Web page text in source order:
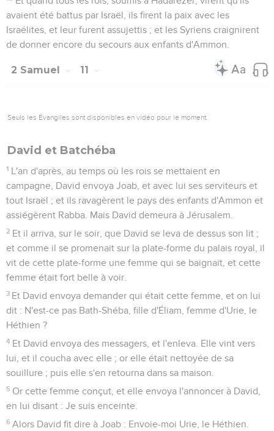
avaient été battus par Israël, ils firent la paix avec les
Israélites, et leur furent assujettis ; et les Syriens craignirent
de donner encore du secours aux enfants d'Ammon.
2 Samuel 11
Seuls les Évangiles sont disponibles en vidéo pour le moment.
David et Batchéba
1 L'an d'après, au temps où les rois se mettaient en
campagne, David envoya Joab, et avec lui ses serviteurs et
tout Israël ; et ils ravagèrent le pays des enfants d'Ammon et
assiégèrent Rabba. Mais David demeura à Jérusalem.
2 Et il arriva, sur le soir, que David se leva de dessus son lit ;
et comme il se promenait sur la plate-forme du palais royal, il
vit de cette plate-forme une femme qui se baignait, et cette
femme était fort belle à voir.
3 Et David envoya demander qui était cette femme, et on lui
dit : N'est-ce pas Bath-Shéba, fille d'Éliam, femme d'Urie, le
Héthien ?
4 Et David envoya des messagers, et l'enleva. Elle vint vers
lui, et il coucha avec elle ; or elle était nettoyée de sa
souillure ; puis elle s'en retourna dans sa maison.
5 Or cette femme conçut, et elle envoya l'annoncer à David,
en lui disant : Je suis enceinte.
6 Alors David fit dire à Joab : Envoie-moi Urie, le Héthien.